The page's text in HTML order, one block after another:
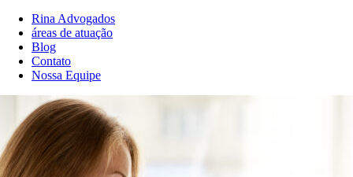
Rina Advogados
áreas de atuação
Blog
Contato
Nossa Equipe